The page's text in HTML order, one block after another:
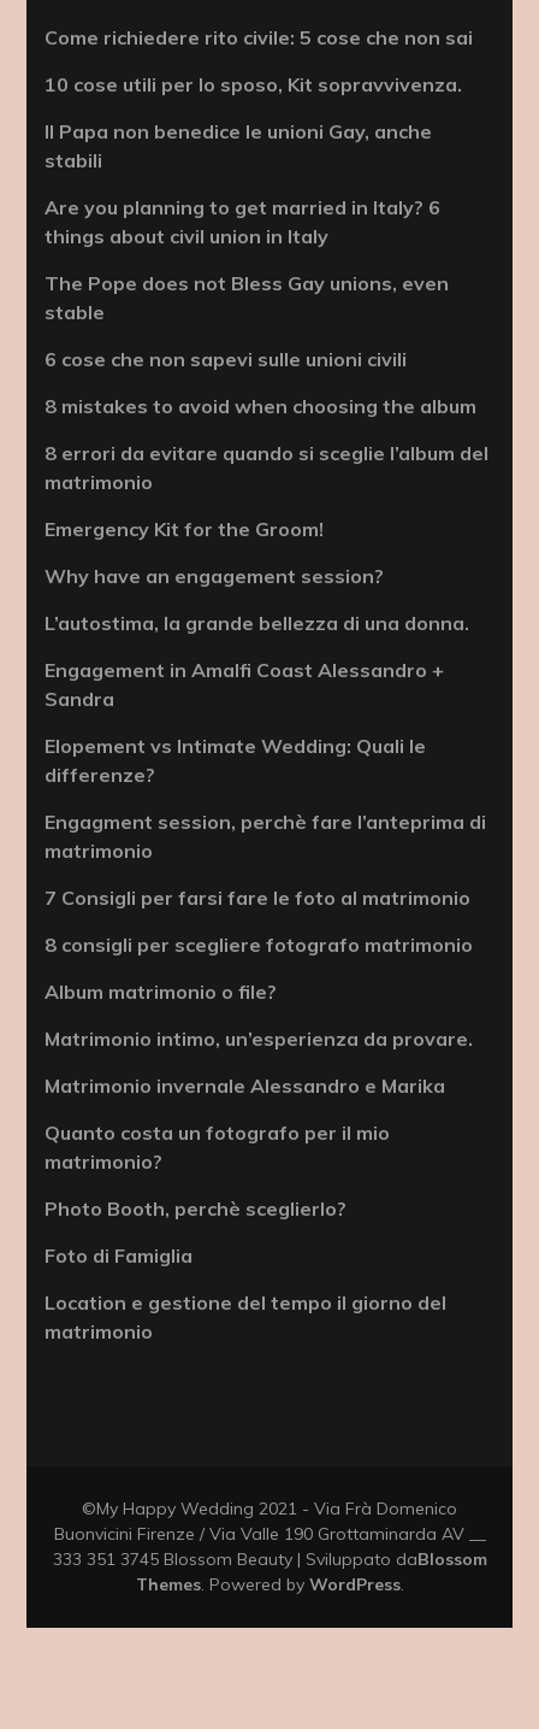
Come richiedere rito civile: 5 cose che non sai
10 cose utili per lo sposo, Kit sopravvivenza.
Il Papa non benedice le unioni Gay, anche
stabili
Are you planning to get married in Italy? 6
things about civil union in Italy
The Pope does not Bless Gay unions, even
stable
6 cose che non sapevi sulle unioni civili
8 mistakes to avoid when choosing the album
8 errori da evitare quando si sceglie l’album del
matrimonio
Emergency Kit for the Groom!
Why have an engagement session?
L’autostima, la grande bellezza di una donna.
Engagement in Amalfi Coast Alessandro +
Sandra
Elopement vs Intimate Wedding: Quali le
differenze?
Engagment session, perchè fare l’anteprima di
matrimonio
7 Consigli per farsi fare le foto al matrimonio
8 consigli per scegliere fotografo matrimonio
Album matrimonio o file?
Matrimonio intimo, un’esperienza da provare.
Matrimonio invernale Alessandro e Marika
Quanto costa un fotografo per il mio
matrimonio?
Photo Booth, perchè sceglierlo?
Foto di Famiglia
Location e gestione del tempo il giorno del
matrimonio
©My Happy Wedding 2021 - Via Frà Domenico
Buonvicini Firenze / Via Valle 190 Grottaminarda AV __
333 351 3745 Blossom Beauty | Sviluppato daBlossom
Themes. Powered by WordPress.